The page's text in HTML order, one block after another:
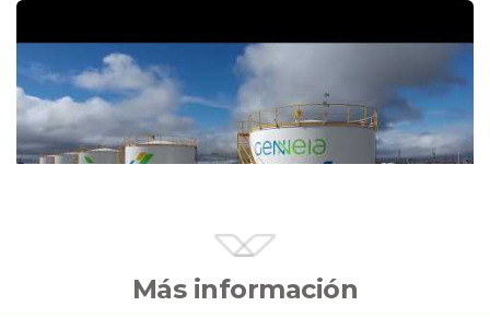
Más información